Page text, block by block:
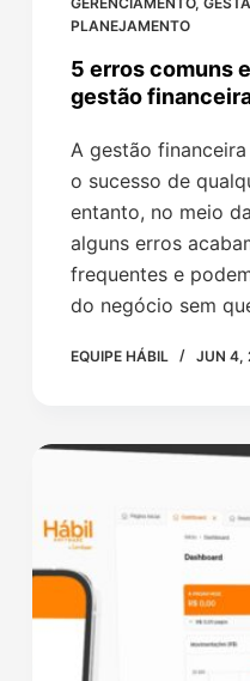
PLANEJAMENTO
5 erros comuns
gestão
A gestão
o sucesso de
entanto, no meio
alguns erros
frequentes e
do negócio sem
EQUIPE HÁBIL JUN 4,